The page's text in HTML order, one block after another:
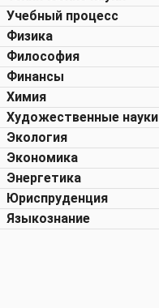
Учебный процесс
Физика
Философия
Финансы
Химия
Художественные науки
Экология
Экономика
Энергетика
Юриспруденция
Языкознание